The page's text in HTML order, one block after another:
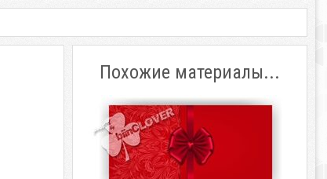
Похожие материалы...